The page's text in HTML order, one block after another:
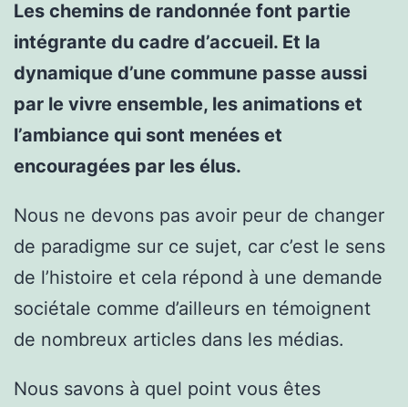
Les chemins de randonnée font partie
intégrante du cadre d’accueil. Et la
dynamique d’une commune passe aussi
par le vivre ensemble, les animations et
l’ambiance qui sont menées et
encouragées par les élus.
Nous ne devons pas avoir peur de changer
de paradigme sur ce sujet, car c’est le sens
de l’histoire et cela répond à une demande
sociétale comme d’ailleurs en témoignent
de nombreux articles dans les médias.
Nous savons à quel point vous êtes